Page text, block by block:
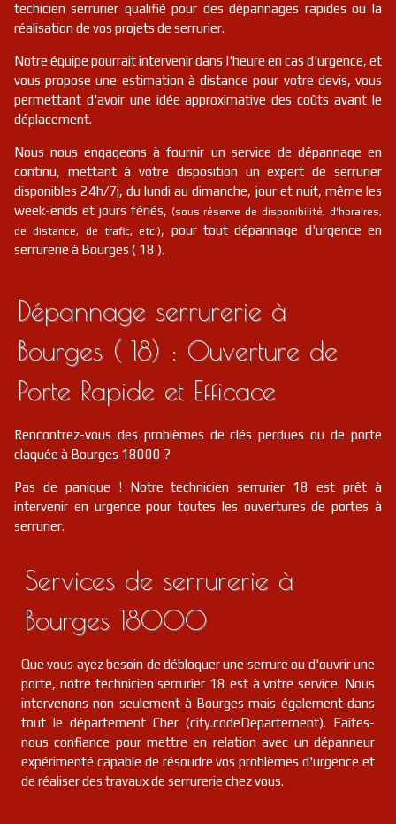
serrurier 18 Sury-en-vaux FR 18300
serrurier 18 Farges-allichamps FR 18200
18 Jussy-le-chaudrier FR 18140
Limeux FR 18120
serrurier 18 Saint-hilaire-de-court FR 18100
serrurier 18 Le pondy FR 18210
serrurier 18 Sagonne FR
serrurier 18 Villequiers FR 18800
18250
18 Saint-just FR
serrurier 18 Vesdun FR
18120
serrurier 18 Ménétréol-sur-sauldre 18700
Cerbois
techicien serrurier qualifié pour des dépannages rapides ou la
réalisation de vos projets de serrurier.
Notre équipe pourrait intervenir dans l'heure en cas d'urgence, et
vous propose une estimation à distance pour votre devis, vous
permettant d'avoir une idée approximative des coûts avant le
déplacement.
Nous nous engageons à fournir un service de dépannage en
continu, mettant à votre disposition un expert de serrurier
disponibles 24h/7j, du lundi au dimanche, jour et nuit, même les
week-ends et jours fériés, (sous réserve de disponibilité, d'horaires,
de distance, de trafic, etc.), pour tout dépannage d'urgence en
serrurerie à Bourges ( 18 ).
Dépannage serrurerie à
Bourges ( 18) : Ouverture de
Porte Rapide et Efficace
Rencontrez-vous des problèmes de clés perdues ou de porte
claquée à Bourges 18000 ?
Pas de panique ! Notre technicien serrurier 18 est prêt à
intervenir en urgence pour toutes les ouvertures de portes à
serrurier.
Services de serrurerie à
Bourges 18000
Que vous ayez besoin de débloquer une serrure ou d'ouvrir une
porte, notre technicien serrurier 18 est à votre service. Nous
intervenons non seulement à Bourges mais également dans
tout le département Cher (city.codeDepartement). Faites-
nous confiance pour mettre en relation avec un dépanneur
expérimenté capable de résoudre vos problèmes d'urgence et
de réaliser des travaux de serrurerie chez vous.